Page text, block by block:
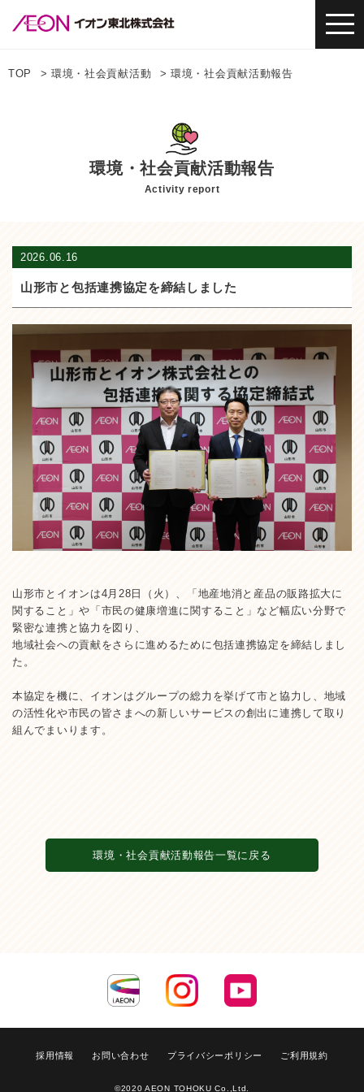
TOP 環境・社会貢献活動 環境・社会貢献活動報告
環境・社会貢献活動報告
Activity report
2026.06.16
山形市と包括連携協定を締結しました
山形市とイオンは4月28日（火）、「地産地消と産品の販路拡大に
関すること」や「市民の健康増進に関すること」など幅広い分野で
緊密な連携と協力を図り、
地域社会への貢献をさらに進めるために包括連携協定を締結しまし
た。
本協定を機に、イオンはグループの総力を挙げて市と協力し、地域
の活性化や市民の皆さまへの新しいサービスの創出に連携して取り
組んでまいります。
環境・社会貢献活動報告一覧に戻る
採用情報 お問い合わせ プライバシーポリシー ご利用規約
©2020 AEON TOHOKU Co.,Ltd.